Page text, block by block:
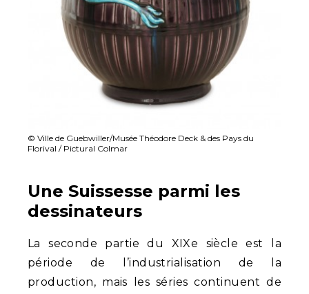
© Ville de Guebwiller/Musée Théodore Deck & des Pays du
Florival / Pictural Colmar
Une Suissesse parmi les
dessinateurs
La seconde partie du XIXe siècle est la
période de l’industrialisation de la
production, mais les séries continuent de